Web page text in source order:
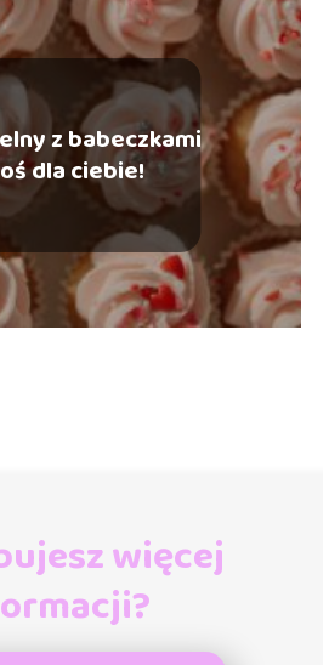
z babeczkami
dla ciebie!
więcej